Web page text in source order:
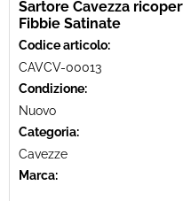
Sartore Cavezza
Fibbie Satinate
Codice articolo:
CAVCV-00013
Condizione:
Nuovo
Categoria:
Cavezze
Marca: